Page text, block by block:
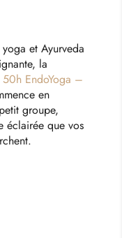
et Ayurveda
la
EndoYoga –
en
groupe,
éclairée que vos